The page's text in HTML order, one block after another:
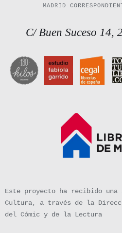
MADRID
C/ Buen Suceso 14,
Este proyecto ha recibido
Cultura, a través de la
del Cómic y de la Lectura